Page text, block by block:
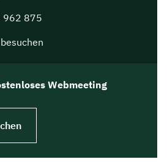
962 875
Webmeeting